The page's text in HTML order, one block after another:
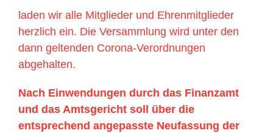
laden wir alle Mitglieder und Ehrenmitglieder
herzlich ein. Die Versammlung wird unter den
dann geltenden Corona-Verordnungen
abgehalten.
Nach Einwendungen durch das Finanzamt
und das Amtsgericht soll über die
entsprechend angepasste Neufassung der